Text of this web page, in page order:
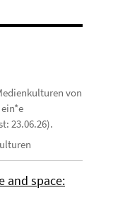
von
23.06.26).
and space: